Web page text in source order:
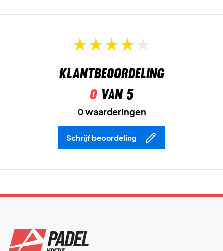
GameCourt 3 vandaag nog!
Klantbeoordeling
0van 5
0 waarderingen
Schrijf beoordeling